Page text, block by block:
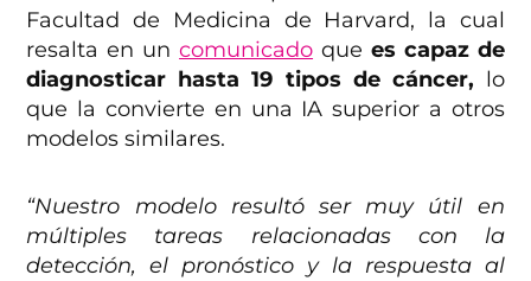
Facultad de Medicina de Harvard, la cual
resalta en uncomunicado que es capaz de
diagnosticar hasta 19 tipos de cáncer, lo
que la convierte en una IA superior a otros
modelos similares.
“Nuestro modelo resultó ser muy útil en
múltiples tareas relacionadas con la
detección, el pronóstico y la respuesta al